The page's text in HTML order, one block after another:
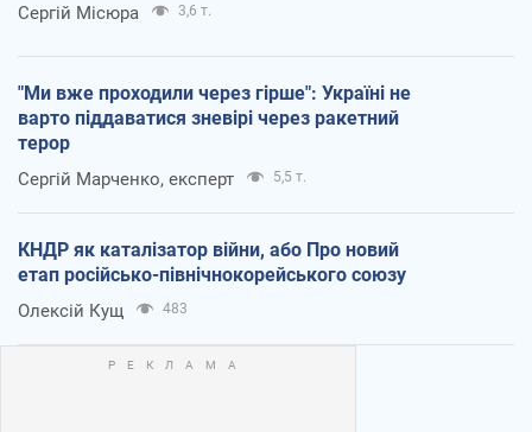
Сергій Місюра 3,6 т.
"Ми вже проходили через гірше": Україні не
варто піддаватися зневірі через ракетний
терор
Сергій Марченко, експерт 5,5 т.
КНДР як каталізатор війни, або Про новий
етап російсько-північнокорейського союзу
Олексій Кущ 483